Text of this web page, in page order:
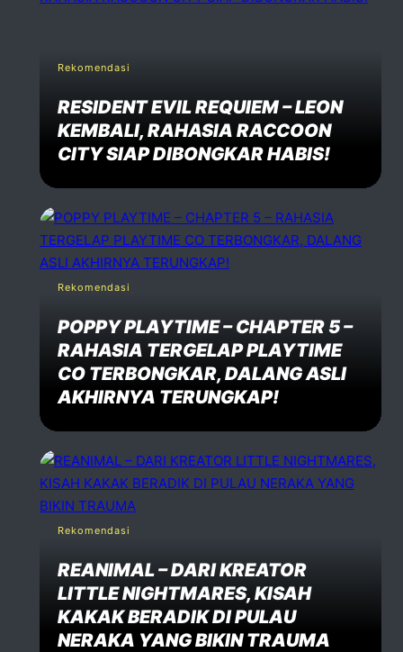
Rekomendasi
RESIDENT EVIL REQUIEM – LEON
KEMBALI, RAHASIA RACCOON
CITY SIAP DIBONGKAR HABIS!
Rekomendasi
POPPY PLAYTIME – CHAPTER 5 –
RAHASIA TERGELAP PLAYTIME
CO TERBONGKAR, DALANG ASLI
AKHIRNYA TERUNGKAP!
Rekomendasi
REANIMAL – DARI KREATOR
LITTLE NIGHTMARES, KISAH
KAKAK BERADIK DI PULAU
NERAKA YANG BIKIN TRAUMA